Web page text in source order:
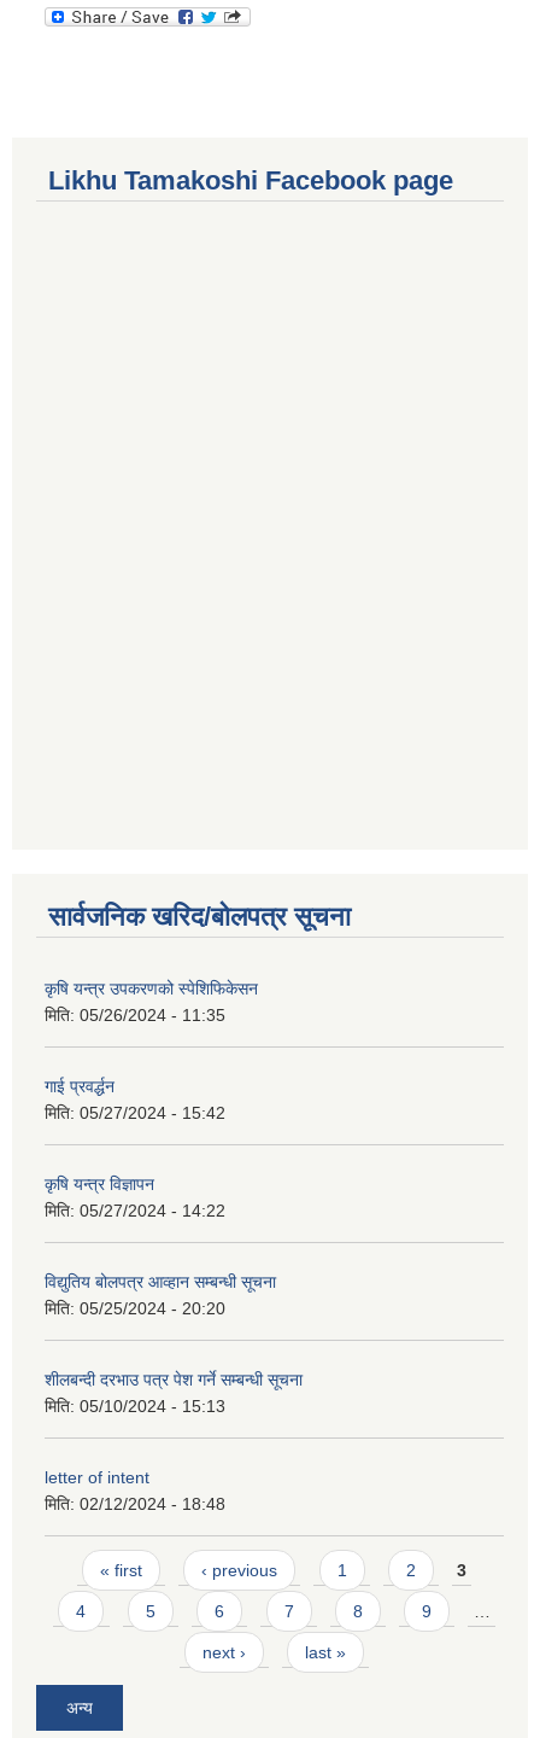
Likhu Tamakoshi Facebook page
सार्वजनिक खरिद/बोलपत्र सूचना
कृषि यन्त्र उपकरणको स्पेशिफिकेसन
मिति: 05/26/2024 - 11:35
गाई प्रवर्द्धन
मिति: 05/27/2024 - 15:42
कृषि यन्त्र विज्ञापन
मिति: 05/27/2024 - 14:22
विद्युतिय बोलपत्र आव्हान सम्बन्धी सूचना
मिति: 05/25/2024 - 20:20
शीलबन्दी दरभाउ पत्र पेश गर्ने सम्बन्धी सूचना
मिति: 05/10/2024 - 15:13
letter of intent
मिति: 02/12/2024 - 18:48
Pages
« first ‹ previous 1 2 3
4 5 6 7 8 9
next › last »
अन्य